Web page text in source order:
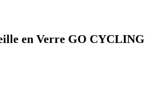
en Verre GO CYCLING